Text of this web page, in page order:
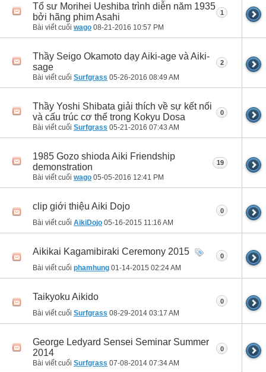
Tổ sư Morihei Ueshiba trình diễn năm 1935
bởi hãng phim Asahi
Bài viết cuối wago 08-21-2016 10:57 PM
1
Thầy Seigo Okamoto dạy Aiki-age và Aiki-
sage
Bài viết cuối Surfgrass 05-26-2016 08:49 AM
2
Thầy Yoshi Shibata giải thích về sự kết nối
và cấu trúc cơ thể trong Kokyu Dosa
Bài viết cuối Surfgrass 05-21-2016 07:43 AM
0
1985 Gozo shioda Aiki Friendship
demonstration
Bài viết cuối wago 05-05-2016 12:41 PM
19
clip giới thiệu Aiki Dojo
Bài viết cuối AikiDojo 05-16-2015 11:16 AM
0
Aikikai Kagamibiraki Ceremony 2015
Bài viết cuối phamhung 01-14-2015 02:24 AM
0
Taikyoku Aikido
Bài viết cuối Surfgrass 08-29-2014 03:17 AM
0
George Ledyard Sensei Seminar Summer
2014
Bài viết cuối Surfgrass 07-08-2014 07:34 AM
0